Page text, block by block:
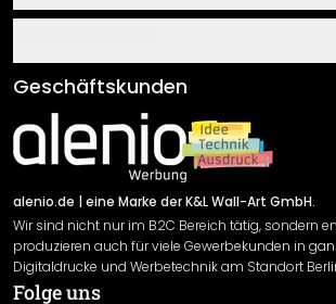
Über uns
Klebe- und Montageanleitungen
Newsletter An-/Abmeldung
Sendungsverfolgung
AGB
Impressum
Versand & Zahlung
Rücksendung
Widerrufsrecht
Datenschutzerklärung
Geschäftskunden
alenio.de | eine Marke der K&L Wall-Art GmbH.
Wir sind nicht nur im B2C Bereich tätig, sondern
produzieren auch für viele Gewerbekunden in
Digitaldrucke und Werbetechnik am Standort
Folge uns